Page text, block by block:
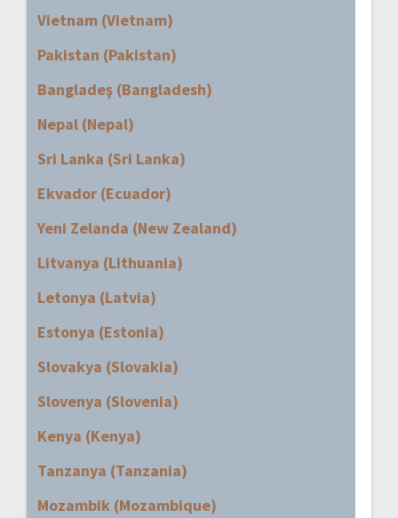
Vietnam (Vietnam)
Pakistan (Pakistan)
Bangladeş (Bangladesh)
Nepal (Nepal)
Sri Lanka (Sri Lanka)
Ekvador (Ecuador)
Yeni Zelanda (New Zealand)
Litvanya (Lithuania)
Letonya (Latvia)
Estonya (Estonia)
Slovakya (Slovakia)
Slovenya (Slovenia)
Kenya (Kenya)
Tanzanya (Tanzania)
Mozambik (Mozambique)